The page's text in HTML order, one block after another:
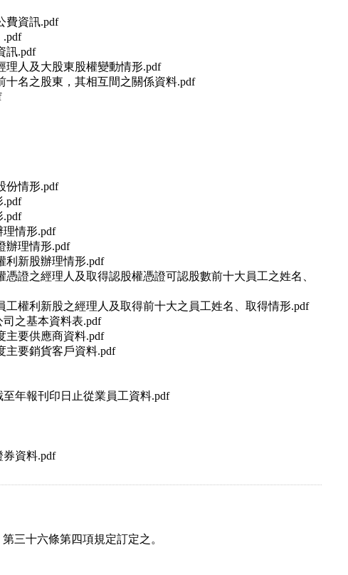
費資訊.pdf
.pdf
訊.pdf
理人及大股東股權變動情形.pdf
十名之股東，其相互間之關係資料.pdf
份情形.pdf
.pdf
.pdf
理情形.pdf
辦理情形.pdf
利新股辦理情形.pdf
憑證之經理人及取得認股權憑證可認股數前十大員工之姓名、
工權利新股之經理人及取得前十大之員工姓名、取得情形.pdf
之基本資料表.pdf
主要供應商資料.pdf
主要銷貨客戶資料.pdf
年報刊印日止從業員工資料.pdf
券資料.pdf
三十六條第四項規定訂定之。